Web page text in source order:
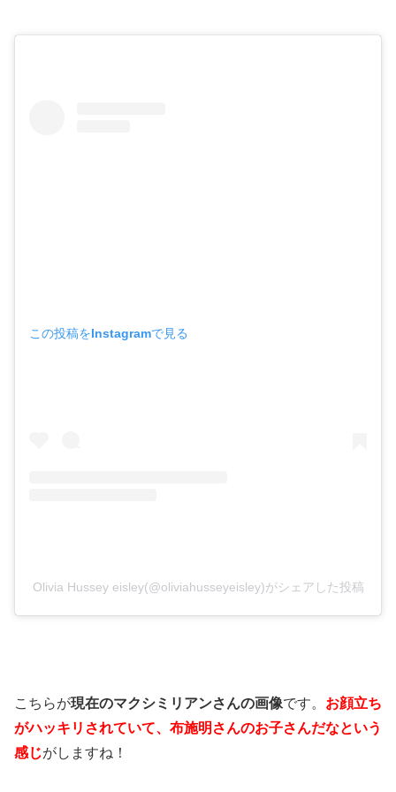
この投稿をInstagramで見る
Olivia Hussey eisley(@oliviahusseyeisley)がシェアした投稿
こちらが現在のマクシミリアンさんの画像です。 お顔立ち
がハッキリされていて、布施明さんのお子さんだなという
感じがしますね！